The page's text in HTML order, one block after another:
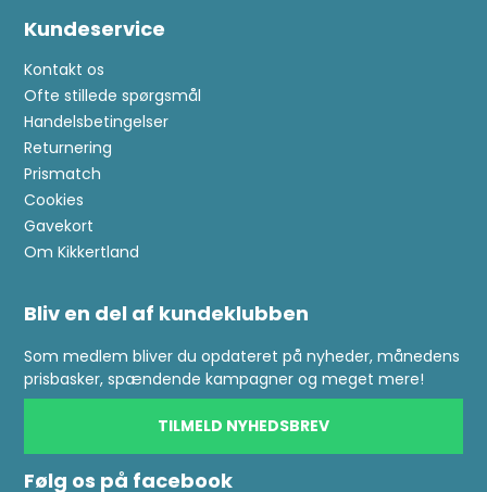
Kundeservice
Kontakt os
Ofte stillede spørgsmål
Handelsbetingelser
Returnering
Prismatch
Cookies
Gavekort
Om Kikkertland
Bliv en del af kundeklubben
Som medlem bliver du opdateret på nyheder, månedens
prisbasker, spændende kampagner og meget mere!
TILMELD NYHEDSBREV
Følg os på facebook